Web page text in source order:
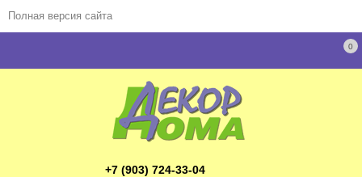
Полная версия сайта
0
+7 (903) 724-33-04